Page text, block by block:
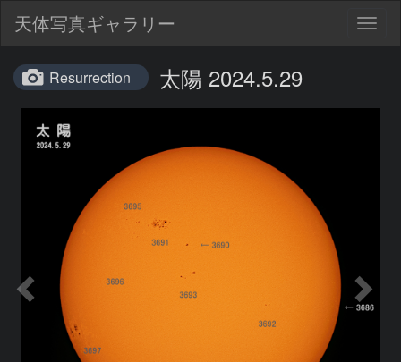
天体写真ギャラリー
Resurrection 太陽 2024.5.29